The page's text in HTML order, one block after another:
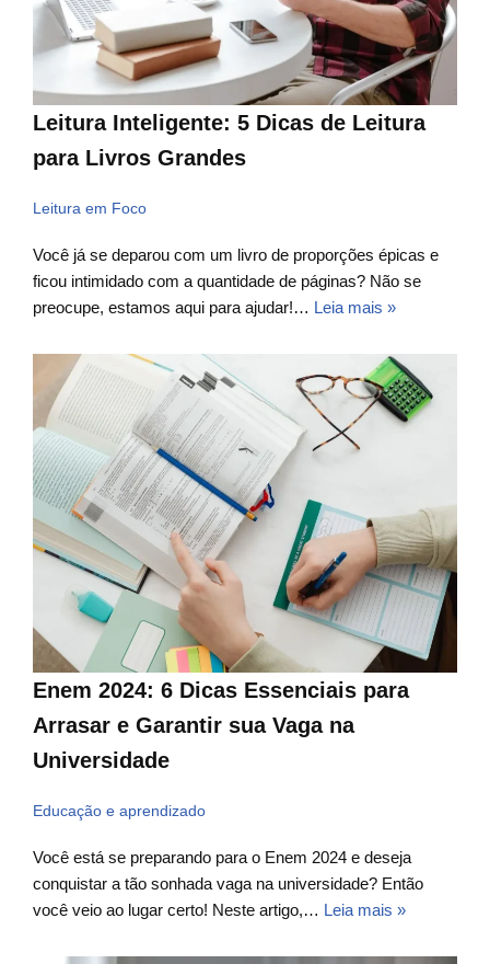
Leitura Inteligente: 5 Dicas de Leitura
para Livros Grandes
Leitura em Foco
Você já se deparou com um livro de proporções épicas e
ficou intimidado com a quantidade de páginas? Não se
preocupe, estamos aqui para ajudar!… Leia mais »
Enem 2024: 6 Dicas Essenciais para
Arrasar e Garantir sua Vaga na
Universidade
Educação e aprendizado
Você está se preparando para o Enem 2024 e deseja
conquistar a tão sonhada vaga na universidade? Então
você veio ao lugar certo! Neste artigo,… Leia mais »